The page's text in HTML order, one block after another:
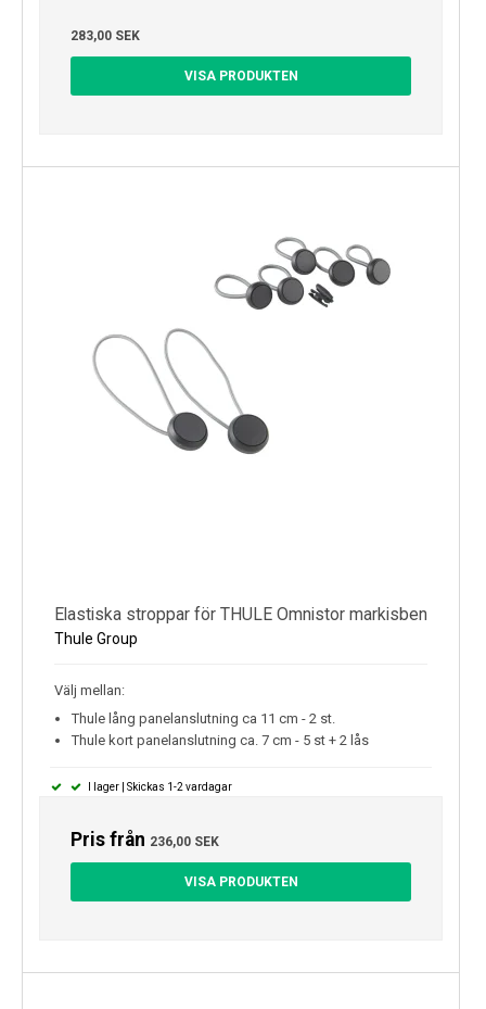
283,00 SEK
VISA PRODUKTEN
Elastiska stroppar för THULE Omnistor markisben
Thule Group
Välj mellan:
Thule lång panelanslutning ca 11 cm - 2 st.
Thule kort panelanslutning ca. 7 cm - 5 st + 2 lås
I lager | Skickas 1-2 vardagar
Pris från 236,00 SEK
VISA PRODUKTEN